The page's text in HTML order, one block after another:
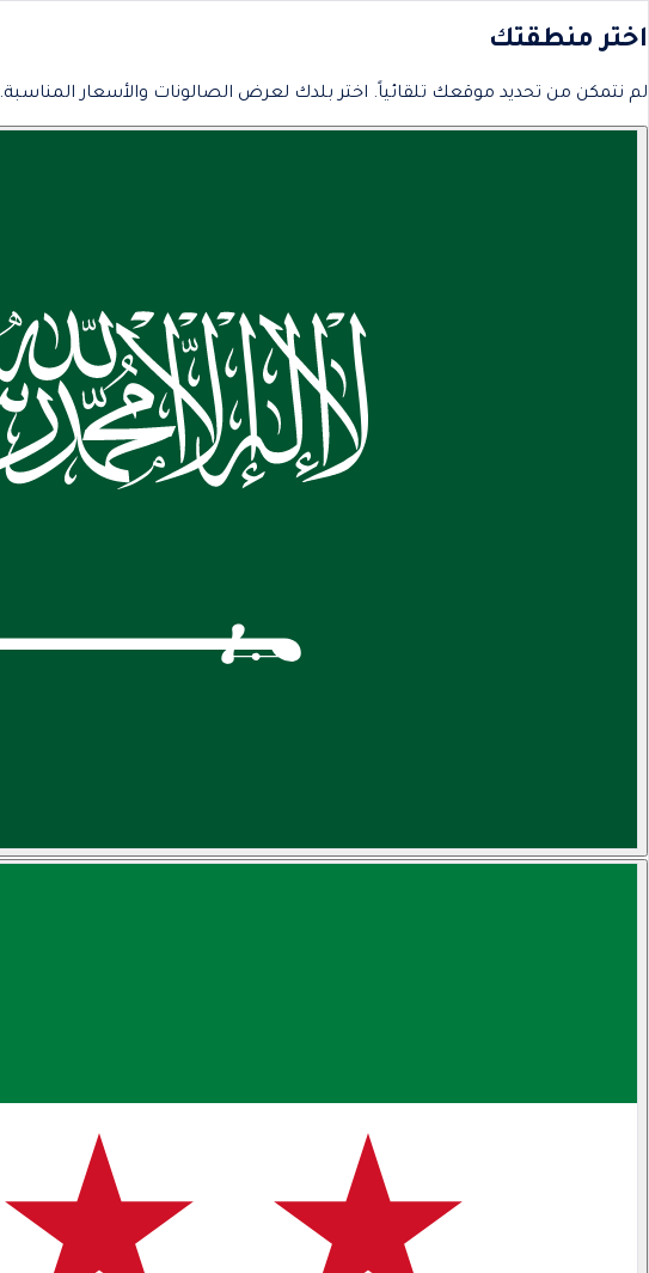
اختر منطقتك
لم نتمكن من تحديد موقعك تلقائياً. اختر بلدك لعرض الصالونات والأسعار المناسبة.